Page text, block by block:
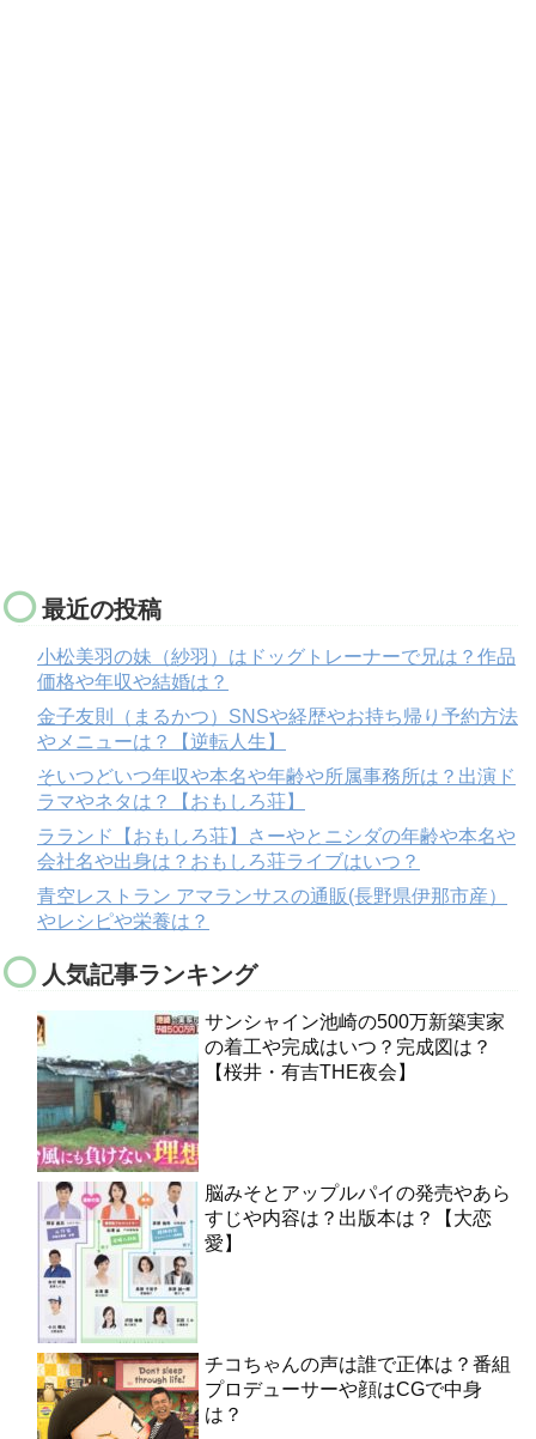
最近の投稿
小松美羽の妹（紗羽）はドッグトレーナーで兄は？作品
価格や年収や結婚は？
金子友則（まるかつ）SNSや経歴やお持ち帰り予約方法
やメニューは？【逆転人生】
そいつどいつ年収や本名や年齢や所属事務所は？出演ド
ラマやネタは？【おもしろ荘】
ラランド【おもしろ荘】さーやとニシダの年齢や本名や
会社名や出身は？おもしろ荘ライブはいつ？
青空レストラン アマランサスの通販(長野県伊那市産）
やレシピや栄養は？
人気記事ランキング
サンシャイン池崎の500万新築実家
の着工や完成はいつ？完成図は？
【桜井・有吉THE夜会】
脳みそとアップルパイの発売やあら
すじや内容は？出版本は？【大恋
愛】
チコちゃんの声は誰で正体は？番組
プロデューサーや顔はCGで中身
は？